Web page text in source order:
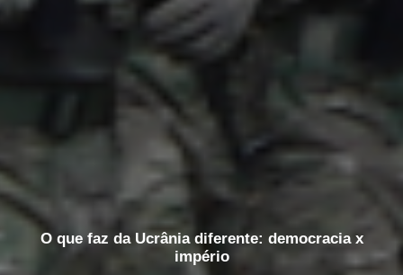
O que faz da Ucrânia diferente: democracia x
império